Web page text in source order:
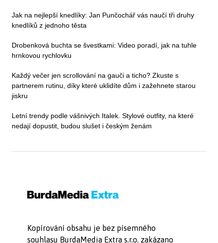
Jak na nejlepší knedlíky: Jan Punčochář vás naučí tři druhy
knedlíků z jednoho těsta
Drobenková buchta se švestkami: Video poradí, jak na tuhle
hrnkovou rychlovku
Každý večer jen scrollování na gauči a ticho? Zkuste s
partnerem rutinu, díky které uklidíte dům i zažehnete starou
jiskru
Letní trendy podle vášnivých Italek. Stylové outfity, na které
nedají dopustit, budou slušet i českým ženám
Kopírování obsahu je bez písemného
souhlasu BurdaMedia Extra s.r.o. zakázano